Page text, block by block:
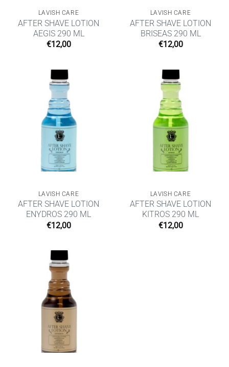
LAVISH CARE
AFTER SHAVE LOTION
AEGIS 290 ML
€12,00
LAVISH CARE
AFTER SHAVE LOTION
BRISEAS 290 ML
€12,00
LAVISH CARE
AFTER SHAVE LOTION
ENYDROS 290 ML
€12,00
LAVISH CARE
AFTER SHAVE LOTION
KITROS 290 ML
€12,00